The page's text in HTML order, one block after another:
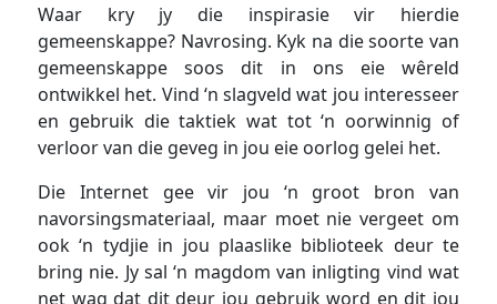
Waar kry jy die inspirasie vir hierdie
gemeenskappe? Navrosing. Kyk na die soorte van
gemeenskappe soos dit in ons eie wêreld
ontwikkel het. Vind ‘n slagveld wat jou interesseer
en gebruik die taktiek wat tot ‘n oorwinnig of
verloor van die geveg in jou eie oorlog gelei het.
Die Internet gee vir jou ‘n groot bron van
navorsingsmateriaal, maar moet nie vergeet om
ook ‘n tydjie in jou plaaslike biblioteek deur te
bring nie. Jy sal ‘n magdom van inligting vind wat
net wag dat dit deur jou gebruik word en dit jou